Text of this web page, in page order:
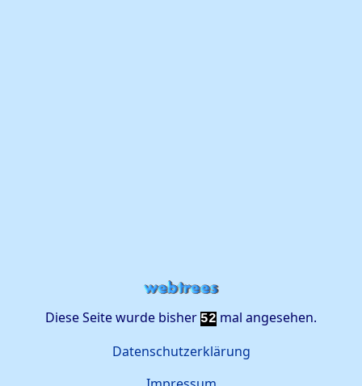
Diese Seite wurde bisher 52 mal angesehen.
Datenschutzerklärung